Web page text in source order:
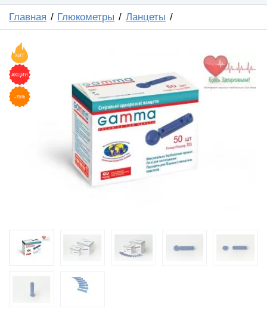
Главная Глюкометры Ланцеты
ХИТ
АКЦИЯ
-75%